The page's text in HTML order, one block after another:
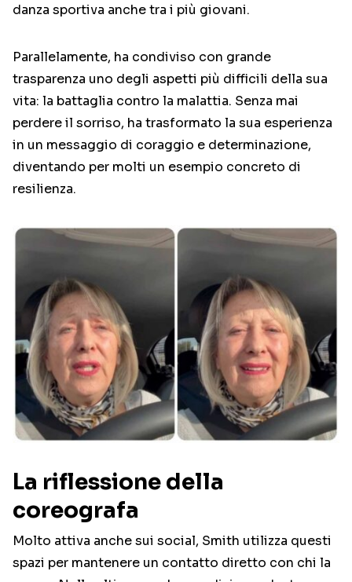
danza sportiva anche tra i più giovani.
Parallelamente, ha condiviso con grande
trasparenza uno degli aspetti più difficili della sua
vita: la battaglia contro la malattia. Senza mai
perdere il sorriso, ha trasformato la sua esperienza
in un messaggio di coraggio e determinazione,
diventando per molti un esempio concreto di
resilienza.
La riflessione della
coreografa
Molto attiva anche sui social, Smith utilizza questi
spazi per mantenere un contatto diretto con chi la